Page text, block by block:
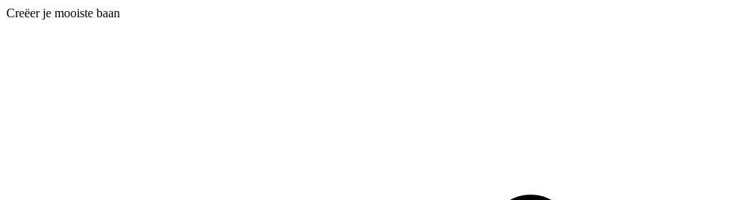
Creëer je mooiste baan